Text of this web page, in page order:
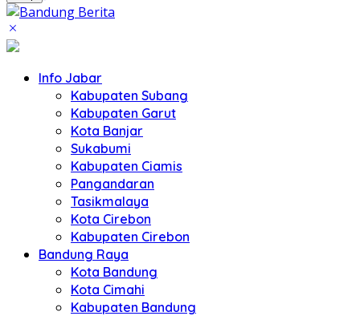
Info Jabar
Kabupaten Subang
Kabupaten Garut
Kota Banjar
Sukabumi
Kabupaten Ciamis
Pangandaran
Tasikmalaya
Kota Cirebon
Kabupaten Cirebon
Bandung Raya
Kota Bandung
Kota Cimahi
Kabupaten Bandung